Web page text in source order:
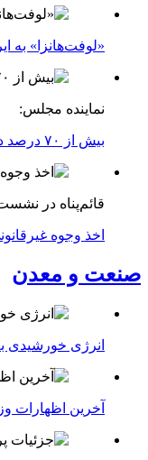
«لوفت‌هانزا» به
نماینده مجلس:
بیش از ۷۰ درصد درآمد خانوار صرف اجاره خانه می‌شود
قائم‌پناه در
اخذ وجوه
صنعت و معدن
انرژی خورشیدی
آخرین اظهارات وزیر نیرو